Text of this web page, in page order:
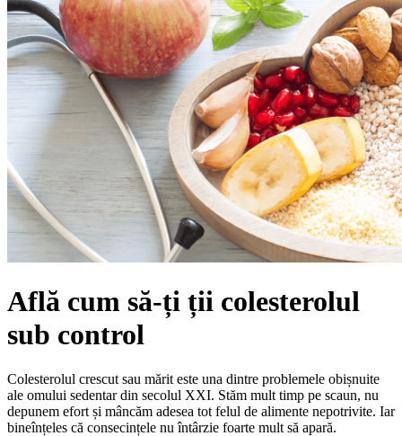
Află cum să-ți ții colesterolul
sub control
Colesterolul crescut sau mărit este una dintre problemele obișnuite
ale omului sedentar din secolul XXI. Stăm mult timp pe scaun, nu
depunem efort și mâncăm adesea tot felul de alimente nepotrivite. Iar
bineînțeles că consecințele nu întârzie foarte mult să apară.